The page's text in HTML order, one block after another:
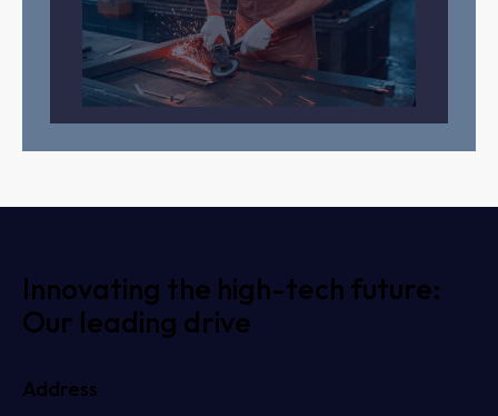
Innovating the high-tech future:
Our leading drive
Address